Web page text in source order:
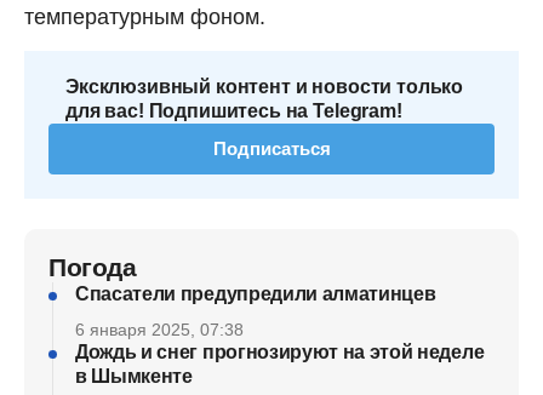
температурным фоном.
Эксклюзивный контент и новости только
для вас! Подпишитесь на Telegram!
Подписаться
Погода
Спасатели предупредили алматинцев
6 января 2025, 07:38
Дождь и снег прогнозируют на этой неделе
в Шымкенте